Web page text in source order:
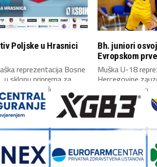
Poljske u Hrasnici
reprezentacija Bosne
u sklopu priprema za
za Mundobasket,...
Bh. juniori
Evropskom
Muška U-18
Hercegovine
Evropskom